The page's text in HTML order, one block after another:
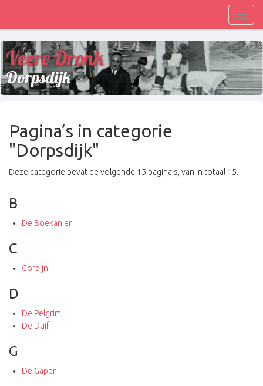
Veere Dronk
Dorpsdijk
Pagina’s in categorie
"Dorpsdijk"
Deze categorie bevat de volgende 15 pagina’s, van in totaal 15.
B
De Boekanier
C
Corbijn
D
De Pelgrim
De Duif
G
De Gaper